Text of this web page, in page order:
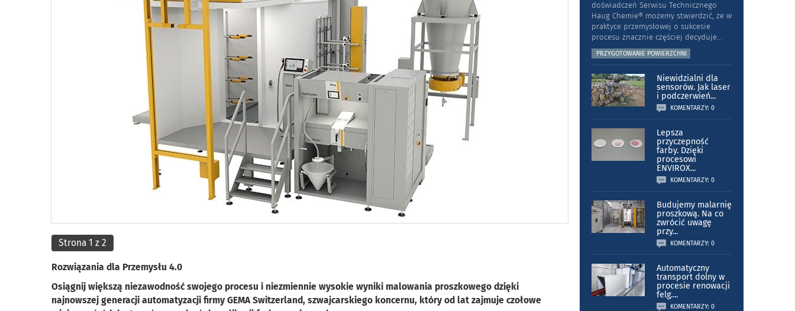
Strona 1 z 2
Rozwiązania dla Przemysłu 4.0
Osiągnij większą niezawodność swojego procesu i niezmiennie wysokie wyniki malowania proszkowego dzięki
najnowszej generacji automatyzacji firmy GEMA Switzerland, szwajcarskiego koncernu, który od lat zajmuje czołowe
doświadczeń Serwisu Technicznego
Haug Chemie® możemy stwierdzić, że w
praktyce przemysłowej o sukcesie
procesu znacznie częściej decyduje...
PRZYGOTOWANIE POWIERZCHNI
Niewidzialni dla
sensorów. Jak laser
i podczerwień...
KOMENTARZY: 0
Lepsza
przyczepność
farby. Dzięki
procesowi
ENVIROX...
KOMENTARZY: 0
Budujemy malarnię
proszkową. Na co
zwrócić uwagę
przy...
KOMENTARZY: 0
Automatyczny
transport dolny w
procesie renowacji
felg....
KOMENTARZY: 0